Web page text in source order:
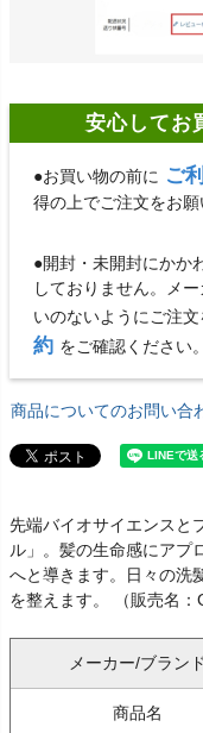
安心してお
●お買い物の前に ご
得の上でご注文をお願
●開封・未開封にかか
しておりません。メ
いのないようにご注
約 をご確認ください。
商品についてのお問い合
先端バイオサイエンスと
ル」。髪の生命感にアプ
へと導きます。日々の洗
を整えます。 （販売名：
メーカー/ブランド
商品名